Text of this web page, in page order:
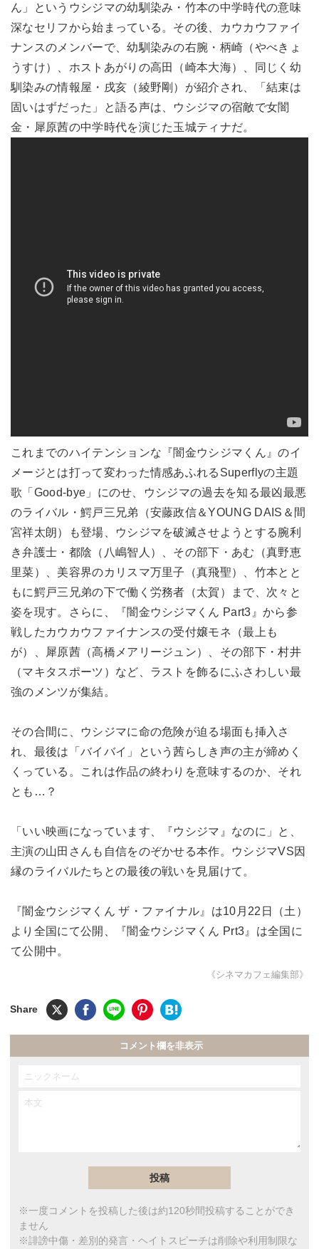
ん」というウシジマの幼馴染み・竹本の中学時代の意味
深なセリフから始まっている。その後、カウカウファイ
ナンスのメンバーで、幼馴染みの右腕・柄崎（やべきょ
うすけ）、ホストあがりの高田（崎本大海）、同じく幼
馴染みの情報屋・戌亥（綾野剛）が紹介され、「結束は
固いはずだった」と語る声は、ウシジマの宿敵で女闇
金・犀原茜の中学時代を演じた玉城ティナだ。
これまでのハイテンションな『闇金ウシジマくん』のイ
メージとは打って変わった情感あふれるSuperflyの主題
歌「Good-bye」にのせ、ウシジマの過去を知る最凶最悪
のライバル・鰐戸三兄弟（安藤政信＆YOUNG DAIS＆間
宮祥太朗）も登場、ウシジマを破滅させようとする腕利
き弁護士・都陰（八嶋智人）、その部下・あむ（真野恵
里菜）、美容界のカリスマ万里子（真飛聖）、竹本とと
もに鰐戸三兄弟の下で働く労務者（太賀）まで、次々と
姿を現す。さらに、『闇金ウシジマくん Part3』から参
戦したカウカウファイナンスの受付嬢モネ（最上も
が）、犀原茜（高橋メアリージュン）、その部下・村井
（マキタスポーツ）など、ラストを飾るにふさわしい最
強のメンツが集結。
その合間に、ウシジマに命の危険が迫る場面も挿入さ
れ、最後は「バイバイ」という茜らしき声の主が締めく
くっている。これは作品の終わりを意味するのか、それ
とも…？
「いい映画になっています、『ウシジマ』なのに」と、
主演の山田さんも自信をのぞかせる本作。ウシジマVS因
縁のライバルたちとの最後の戦いを見届けて。
『闇金ウシジマくん ザ・ファイナル』は10月22日（土）
より全国にて公開、『闇金ウシジマくん Prt3』は全国に
て公開中。
《シネマカフェ編集部》
コメント欄を非表示
※一度コメントを投稿した後は約120秒間投稿することができ
ません
※誹謗中傷・差別的発言・ヘイトスピーチは削除や利用制限な